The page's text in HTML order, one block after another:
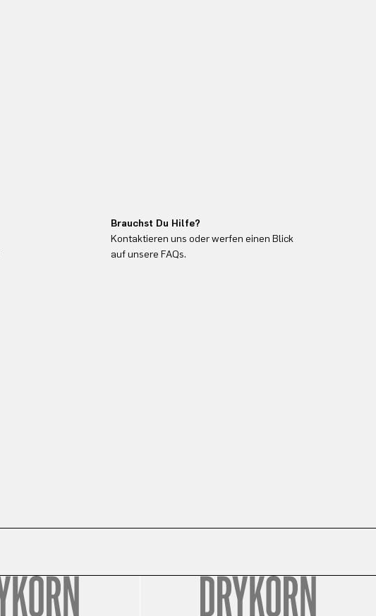
Brauchst Du Hilfe?
Kontaktieren uns oder werfen einen Blick
auf unsere FAQs.